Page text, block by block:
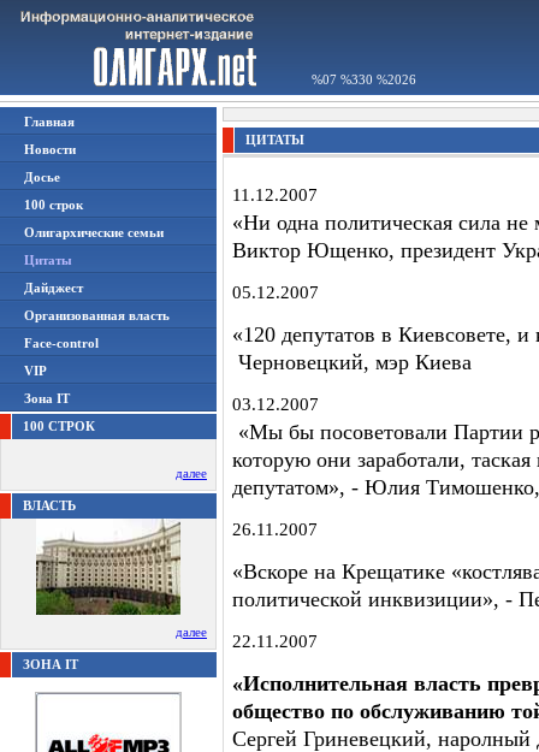
%07 %330 %2026
Главная
Новости
Досье
100 строк
Олигархические семьи
Цитаты
Дайджест
Организованная власть
Face-control
VIP
Зона IT
100 СТРОК
далее
ВЛАСТЬ
далее
ЗОНА IT
ЦИТАТЫ
11.12.2007
«Ни одна политическая сила
Виктор Ющенко, президент
05.12.2007
«120 депутатов в Киевсовете,
Черновецкий, мэр Киева
03.12.2007
«Мы бы посоветовали Партии
которую они заработали,
депутатом», - Юлия
26.11.2007
«Вскоре на Крещатике
политической инквизиции», -
22.11.2007
«Исполнительная власть
общество по обслуживанию
Сергей Гриневецкий, наролный